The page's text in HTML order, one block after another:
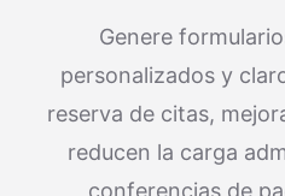
Genere
personalizados y
reserva de citas,
reducen la carga
conferencias de